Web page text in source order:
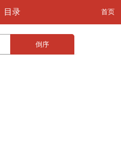
目录 首页
倒序